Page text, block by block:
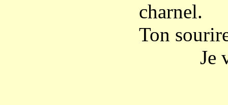
charnel.
Ton
Je vois